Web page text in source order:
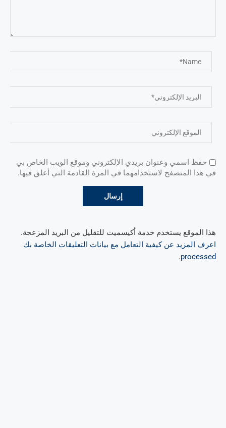
حفظ اسمي وعنوان بريدي الإلكتروني وموقع الويب الخاص بي
في هذا المتصفح لاستخدامهما في المرة القادمة التي أعلق فيها.
هذا الموقع يستخدم خدمة أكيسميت للتقليل من البريد المزعجة.
اعرف المزيد عن كيفية التعامل مع بيانات التعليقات الخاصة بك
processed
.